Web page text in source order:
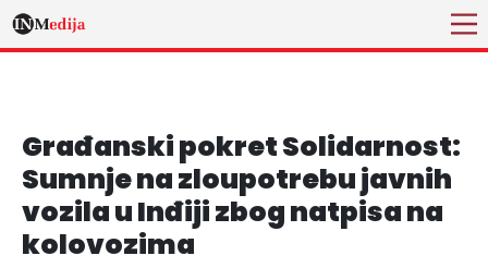
Građanski pokret Solidarnost:
Sumnje na zloupotrebu javnih
vozila u Inđiji zbog natpisa na
kolovozima